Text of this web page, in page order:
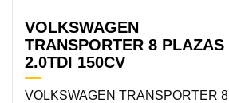
VOLKSWAGEN
TRANSPORTER 8 PLAZAS
2.0TDI 150CV
VOLKSWAGEN TRANSPORTER 8